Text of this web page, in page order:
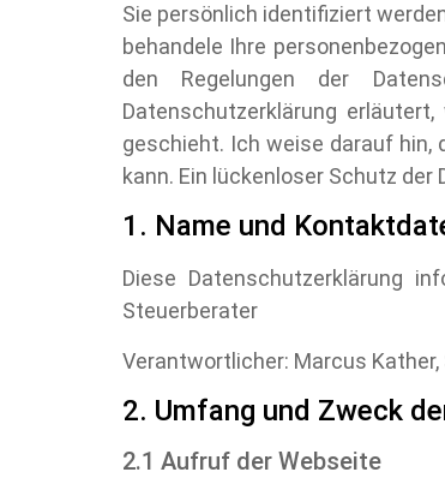
Sie persönlich identifiziert
behandele Ihre
den Regelungen der
Datenschutzerklärung
geschieht. Ich weise darauf hin,
kann. Ein lückenloser Schutz
1. Name und
Diese Datenschutzerklärung
Steuerberater
Verantwortlicher: Marcus Kather,
2. Umfang und Zweck
2.1 Aufruf der Webseite